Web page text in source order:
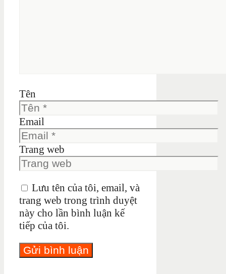
Tên
Email
Trang web
Lưu tên của tôi, email, và
trang web trong trình duyệt
này cho lần bình luận kế
tiếp của tôi.